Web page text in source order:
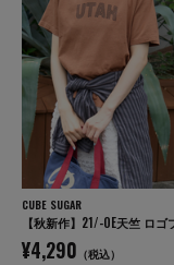
CUBE SUGAR
¥4,290 （税込）